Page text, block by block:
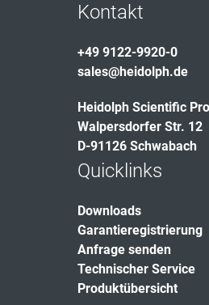
Kontakt
+49 9122-9920-0
sales@heidolph.de
Heidolph Scientific
Walpersdorfer Str. 12
D-91126 Schwabach
Quicklinks
Downloads
Garantieregistrierung
Anfrage senden
Technischer Service
Produktübersicht